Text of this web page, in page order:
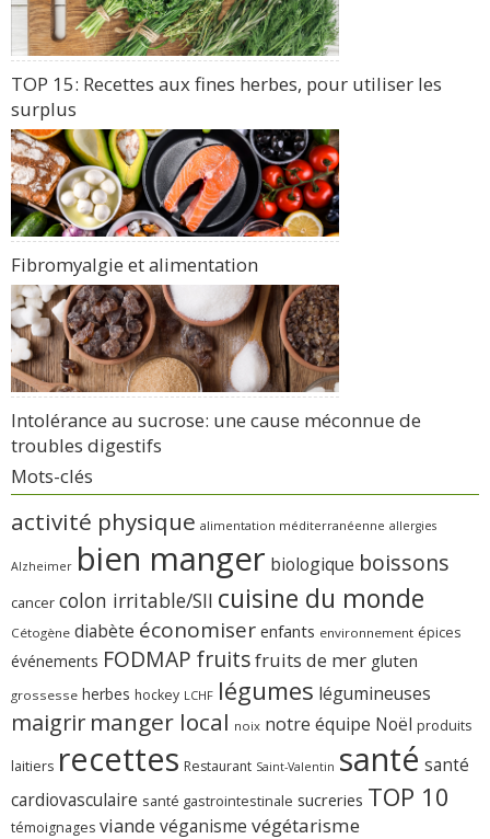
TOP 15: Recettes aux fines herbes, pour utiliser les
surplus
Fibromyalgie et alimentation
Intolérance au sucrose: une cause méconnue de
troubles digestifs
Mots-clés
activité physique alimentation méditerranéenne allergies
Alzheimer bien manger biologique boissons
cancer colon irritable/SII cuisine du monde
Cétogène diabète économiser enfants environnement épices
événements FODMAP fruitsfruits de mer gluten
grossesse herbes hockey LCHF légumes légumineuses
maigrir manger local noix notre équipe Noël produits
laitiers recettes Restaurant Saint-Valentin santé santé
cardiovasculaire santé gastrointestinale sucreries TOP 10
témoignages viande véganisme végétarisme